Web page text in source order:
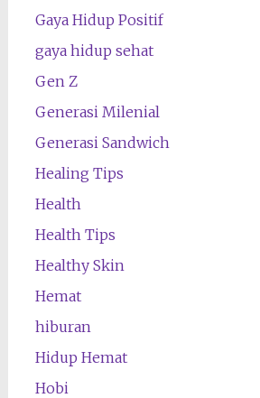
Gaya Hidup Positif
gaya hidup sehat
Gen Z
Generasi Milenial
Generasi Sandwich
Healing Tips
Health
Health Tips
Healthy Skin
Hemat
hiburan
Hidup Hemat
Hobi